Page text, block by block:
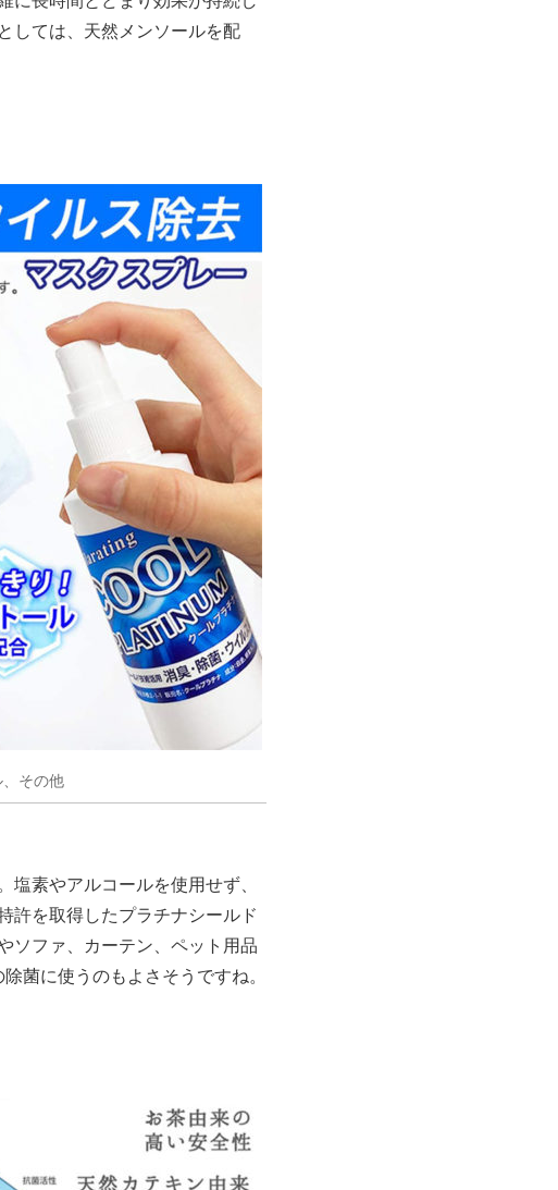
しては、天然メンソールを配
その他
素やアルコールを使用せず、
許を取得したプラチナシールド
ソファ、カーテン、ペット用品
菌に使うのもよさそうですね。